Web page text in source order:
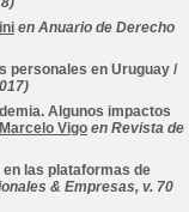
en Anuario de Derecho
personales en Uruguay /
Algunos impactos
Marcelo Vigo en Revista de
las plataformas de
& Empresas, v. 70